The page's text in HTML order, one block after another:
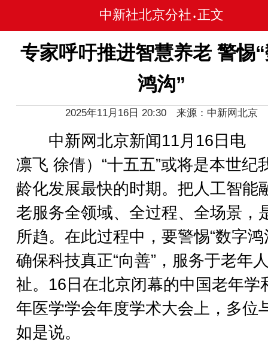
中新社北京分社 • 正文
专家呼吁推进智慧养老 警惕
鸿沟”
2025年11月16日 20:30 来源：中新网北京
中新网北京新闻11月16日电
凛飞 徐倩）“十五五”或将是本世纪
龄化发展最快的时期。把人工智能
老服务全领域、全过程、全场景，
所趋。在此过程中，要警惕“数字鸿
确保科技真正“向善”，服务于老年
祉。16日在北京闭幕的中国老年学
年医学学会年度学术大会上，多位
如是说。